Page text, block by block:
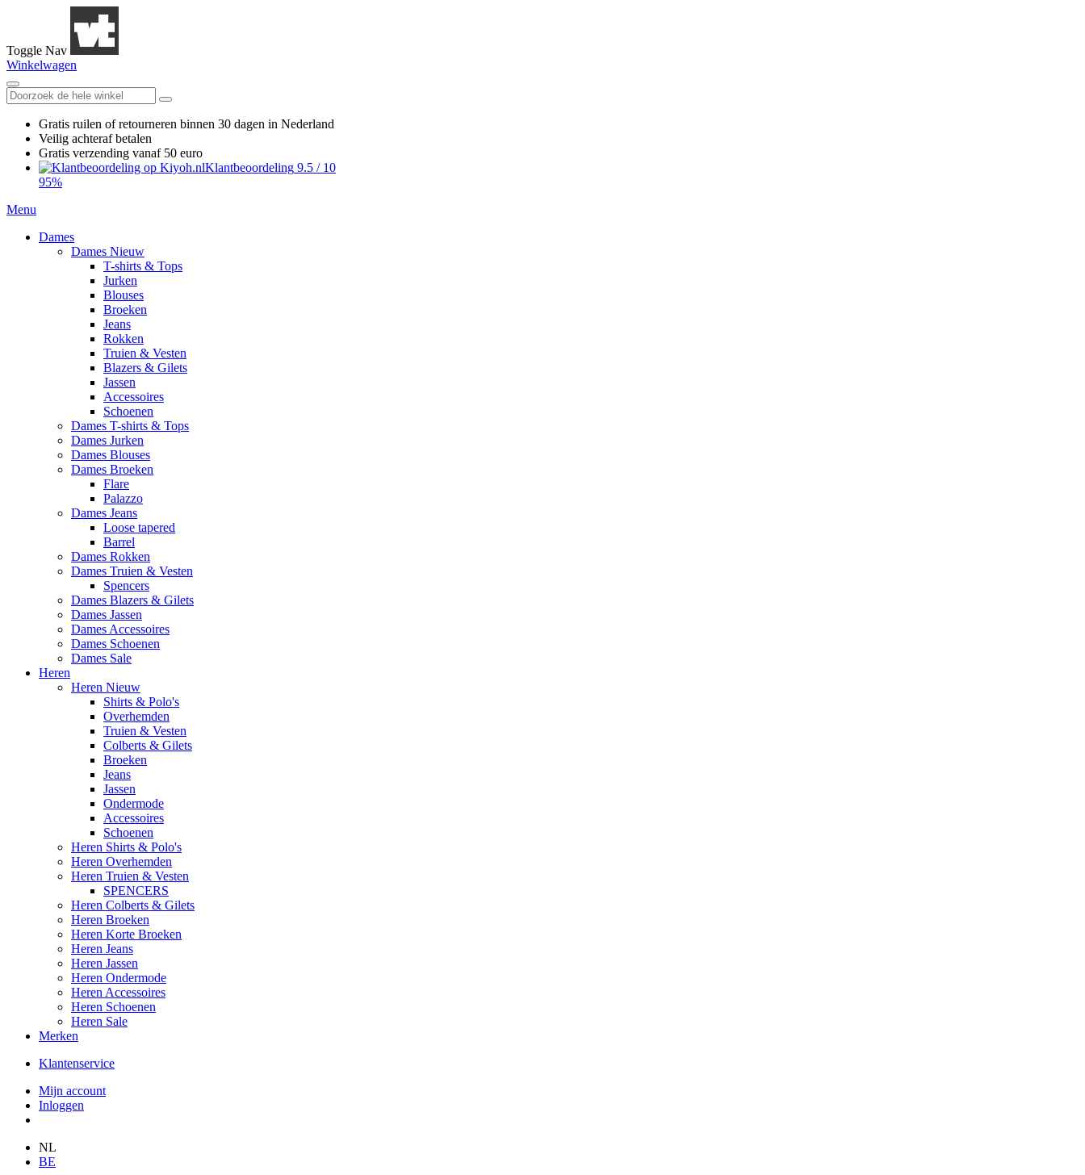
Toggle Nav
Winkelwagen
Gratis ruilen of retourneren binnen 30 dagen in Nederland
Veilig achteraf betalen
Gratis verzending vanaf 50 euro
Klantbeoordeling 9.5 / 10
95%
Menu
Dames
Dames Nieuw
T-shirts & Tops
Jurken
Blouses
Broeken
Jeans
Rokken
Truien & Vesten
Blazers & Gilets
Jassen
Accessoires
Schoenen
Dames T-shirts & Tops
Dames Jurken
Dames Blouses
Dames Broeken
Flare
Palazzo
Dames Jeans
Loose tapered
Barrel
Dames Rokken
Dames Truien & Vesten
Spencers
Dames Blazers & Gilets
Dames Jassen
Dames Accessoires
Dames Schoenen
Dames Sale
Heren
Heren Nieuw
Shirts & Polo's
Overhemden
Truien & Vesten
Colberts & Gilets
Broeken
Jeans
Jassen
Ondermode
Accessoires
Schoenen
Heren Shirts & Polo's
Heren Overhemden
Heren Truien & Vesten
SPENCERS
Heren Colberts & Gilets
Heren Broeken
Heren Korte Broeken
Heren Jeans
Heren Jassen
Heren Ondermode
Heren Accessoires
Heren Schoenen
Heren Sale
Merken
Klantenservice
Mijn account
Inloggen
NL
BE